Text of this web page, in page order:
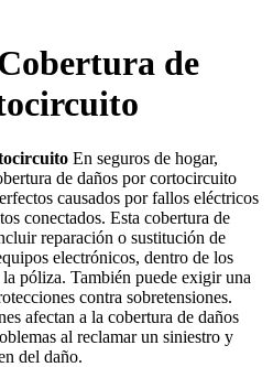
de
En seguros de hogar,
de daños por cortocircuito
causados por fallos eléctricos
conectados. Esta cobertura de
reparación o sustitución de
electrónicos, dentro de los
póliza. También puede exigir una
contra sobretensiones.
afectan a la cobertura de daños
al reclamar un siniestro y
del daño.